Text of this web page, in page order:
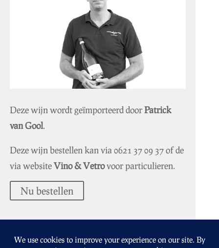
Deze wijn wordt geïmporteerd doorPatrick
van Gool.
Deze wijn bestellen kan via 0621 37 09 37of de
via websiteVino & Vetrovoor particulieren.
Nu bestellen
Altovino.nl Geluksdruif.nl Lavielevin.nl